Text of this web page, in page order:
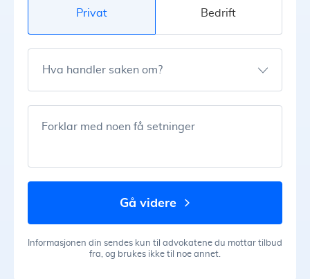
Privat Bedrift
Hva handler saken om?
Forklar med noen få setninger
gå videre
Informasjonen din sendes kun til advokatene du mottar tilbud
fra, og brukes ikke til noe annet.